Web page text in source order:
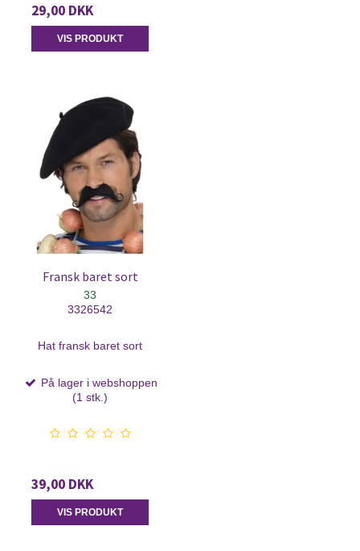
29,00 DKK
VIS PRODUKT
Fransk baret sort
33
3326542
Hat fransk baret sort
På lager i webshoppen
(1 stk.)
39,00 DKK
VIS PRODUKT